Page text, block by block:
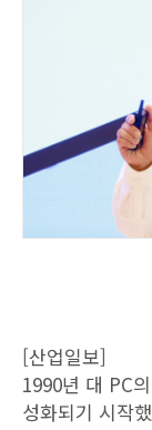
[산업일보]
1990년 대 PC
성화되기 시작